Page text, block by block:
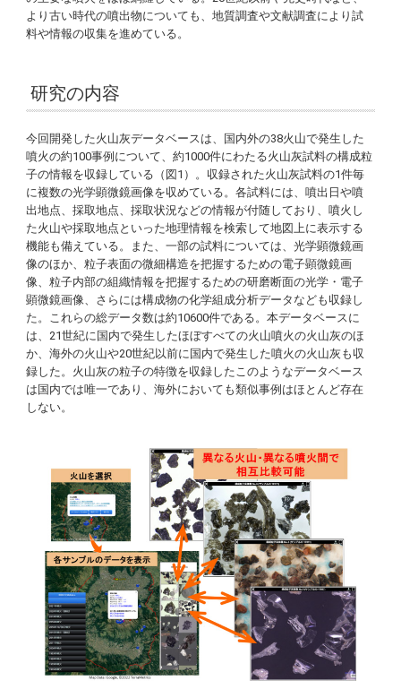
より古い時代の噴出物についても、地質調査や文献調査により試
料や情報の収集を進めている。
研究の内容
今回開発した火山灰データベースは、国内外の38火山で発生した
噴火の約100事例について、約1000件にわたる火山灰試料の構成粒
子の情報を収録している（図1）。収録された火山灰試料の1件毎
に複数の光学顕微鏡画像を収めている。各試料には、噴出日や噴
出地点、採取地点、採取状況などの情報が付随しており、噴火し
た火山や採取地点といった地理情報を検索して地図上に表示する
機能も備えている。また、一部の試料については、光学顕微鏡画
像のほか、粒子表面の微細構造を把握するための電子顕微鏡画
像、粒子内部の組織情報を把握するための研磨断面の光学・電子
顕微鏡画像、さらには構成物の化学組成分析データなども収録し
た。これらの総データ数は約10600件である。本データベースに
は、21世紀に国内で発生したほぼすべての火山噴火の火山灰のほ
か、海外の火山や20世紀以前に国内で発生した噴火の火山灰も収
録した。火山灰の粒子の特徴を収録したこのようなデータベース
は国内では唯一であり、海外においても類似事例はほとんど存在
しない。